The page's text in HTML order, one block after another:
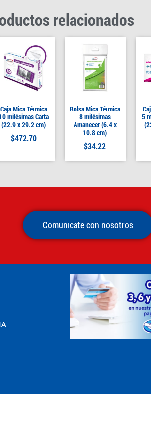
relacionados
Caja Mica Térmica
milésimas Carta
(22.9 x 29.2 cm)
$472.70
Bolsa Mica Térmica
8 milésimas
Amanecer (6.4 x
10.8 cm)
$34.22
5
Comunícate con nosotros